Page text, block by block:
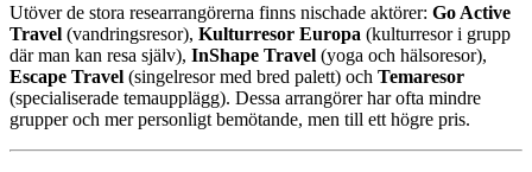
Utöver de stora researrangörerna finns nischade aktörer: Go Active
Travel (vandringsresor), Kulturresor Europa (kulturresor i grupp
där man kan resa själv), InShape Travel (yoga och hälsoresor),
Escape Travel (singelresor med bred palett) och Temaresor
(specialiserade temaupplägg). Dessa arrangörer har ofta mindre
grupper och mer personligt bemötande, men till ett högre pris.